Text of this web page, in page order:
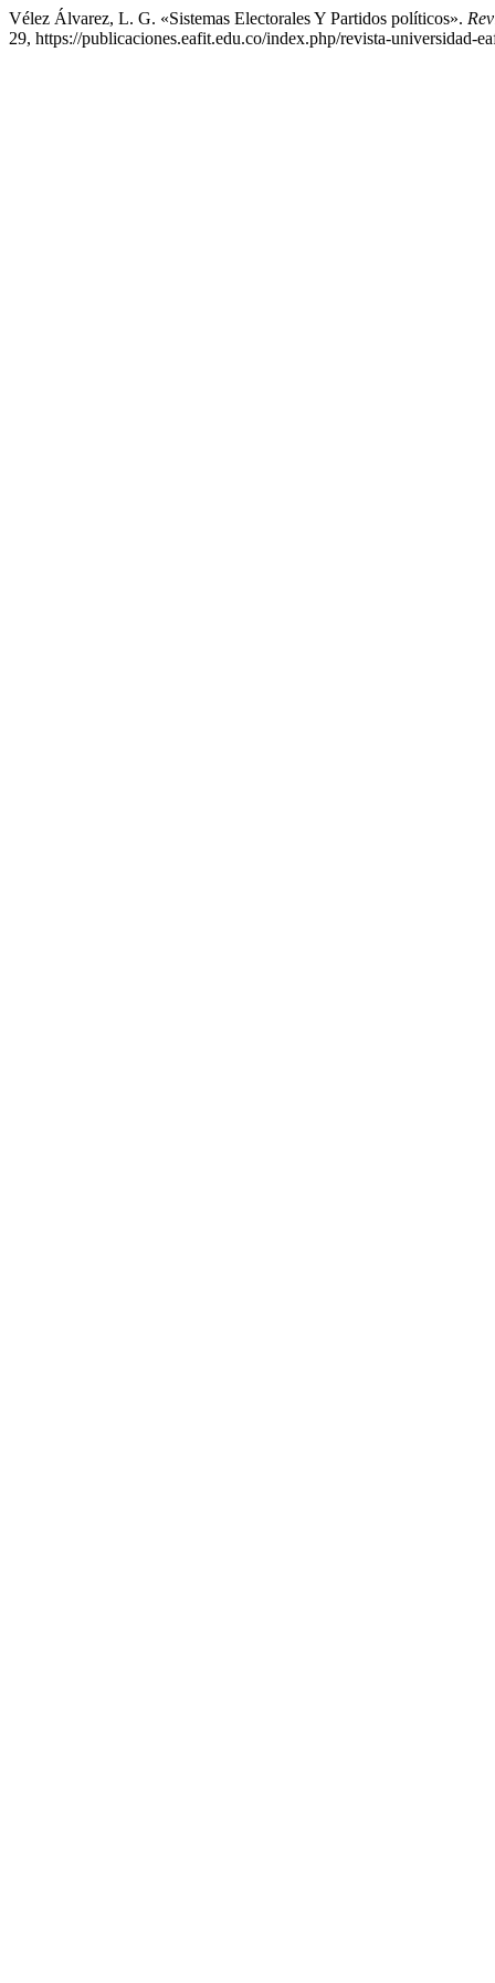
Vélez Álvarez, L. G. «Sistemas Electorales Y Partidos políticos».
29, https://publicaciones.eafit.edu.co/index.php/revista-universidad-